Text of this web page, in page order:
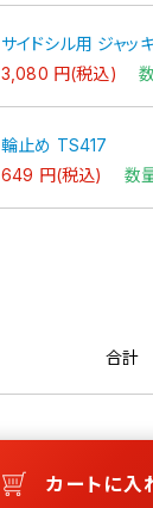
サイドシル用 ジャッ
3,080 円(税込)
輪止め TS417
649 円(税込) 数
合計
カートに入